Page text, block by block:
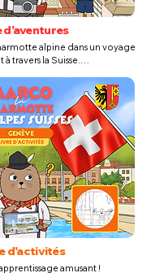
d'aventures
alpine dans un voyage
à travers la Suisse.
réalistes que lorsque vous lisez
tout-petit avez l'impression de
superbes villes suisses. Bien
explorateur de marmottes.
pour plonger les jeunes
du conte et la beauté de la
Suisse.
d'activités
amusant !